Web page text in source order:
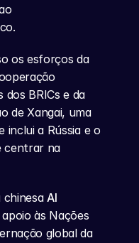
os esforços da
BRICs e da
de Xangai, uma
inclui a Rússia e o
centrar na
chinesa AI
apoio às Nações
global da